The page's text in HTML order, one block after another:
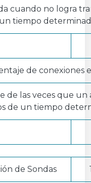
cuando no logra
un tiempo
de conexiones
de las veces que un
de un tiempo
de Sondas